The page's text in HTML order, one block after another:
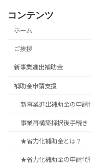
コンテンツ
ホーム
ご挨拶
新事業進出補助金
補助金申請支援
新事業進出補助金の申請
事業再構築採択後手続き
★省力化補助金とは？
★省力化補助金の申請代